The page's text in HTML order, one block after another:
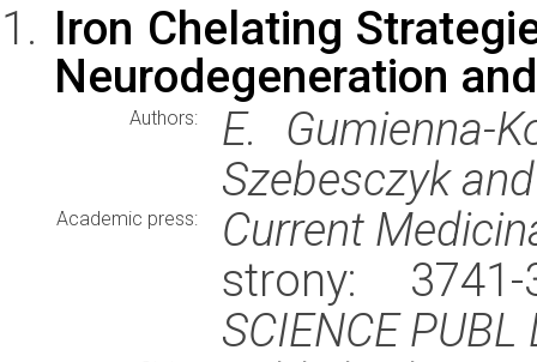
Iron Chelating
Neurodegeneration
Authors:
E. Gumienna-
Szebesczyk
Academic press:
Current
strony:
SCIENCE PUBL